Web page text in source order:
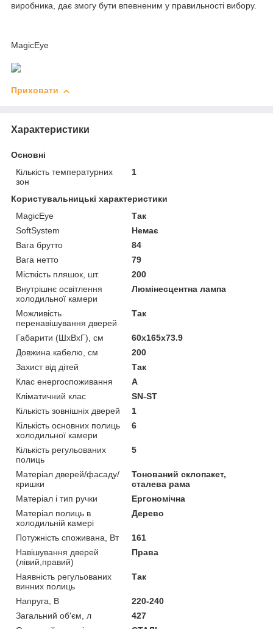
виробника, дає змогу бути впевненим у правильності вибору.
MagicEye
Приховати
Характеристики
Основні
Кількість температурних
зон
1
Користувальницькі характеристики
MagicEye
Так
SoftSystem
Немає
Вага брутто
84
Вага нетто
79
Місткість пляшок, шт.
200
Внутрішнє освітлення
холодильної камери
Люмінесцентна лампа
Можливість
перенавішування дверей
Так
Габарити (ШхВхГ), см
60x165x73.9
Довжина кабелю, см
200
Захист від дітей
Так
Клас енергоспоживання
A
Кліматичний клас
SN-ST
Кількість зовнішніх дверей
1
Кількість основних полиць
холодильної камери
6
Кількість регульованих
полиць
5
Матеріал дверей/фасаду/
кришки
Тонований склопакет,
сталева рама
Матеріал і тип ручки
Ергономічна
Матеріал полиць в
холодильній камері
Дерево
Потужність споживана, Вт
161
Навішування дверей
(лівий,правий)
Права
Наявність регульованих
винних полиць
Так
Напруга, В
220-240
Загальний об'єм, л
427